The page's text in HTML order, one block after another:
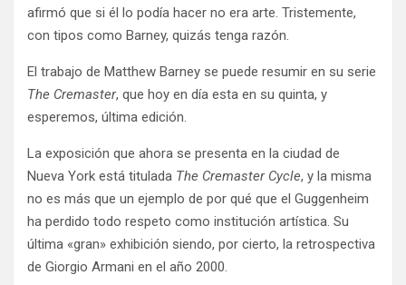
afirmó que si él lo podía hacer no era arte. Tristemente,
con tipos como Barney, quizás tenga razón.
El trabajo de Matthew Barney se puede resumir en su serie
The Cremaster, que hoy en día esta en su quinta, y
esperemos, última edición.
La exposición que ahora se presenta en la ciudad de
Nueva York está titulada The Cremaster Cycle, y la misma
no es más que un ejemplo de por qué que el Guggenheim
ha perdido todo respeto como institución artística. Su
última «gran» exhibición siendo, por cierto, la retrospectiva
de Giorgio Armani en el año 2000.